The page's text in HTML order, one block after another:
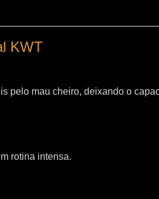
KWT
pelo mau cheiro, deixando o
rotina intensa.